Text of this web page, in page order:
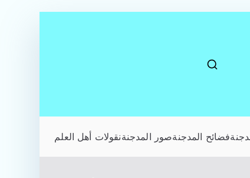
فضائح المدجنةصور المدجنةنقولات أهل العلم